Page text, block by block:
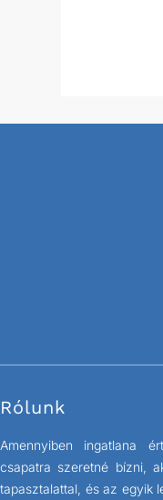
Rólunk
Amennyiben ingatlana
csapatra szeretné bízni,
tapasztalattal, és az egyik